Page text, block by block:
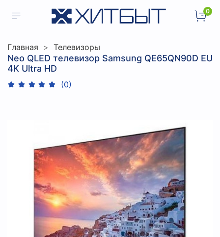
0
Главная Телевизоры
Neo QLED телевизор Samsung QE65QN90D EU
4K Ultra HD
(0)